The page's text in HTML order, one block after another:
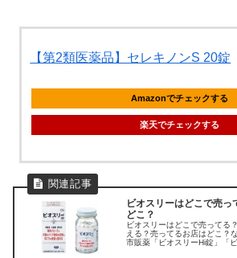
【第2類医薬品】セレキノンS 20錠
Amazonでチェックする
楽天でチェックする
ビオスリーはどこで売っ
どこ？
ビオスリーはどこで売ってる
える？売ってるお店はどこ？
市販薬「ビオスリーHi錠」「